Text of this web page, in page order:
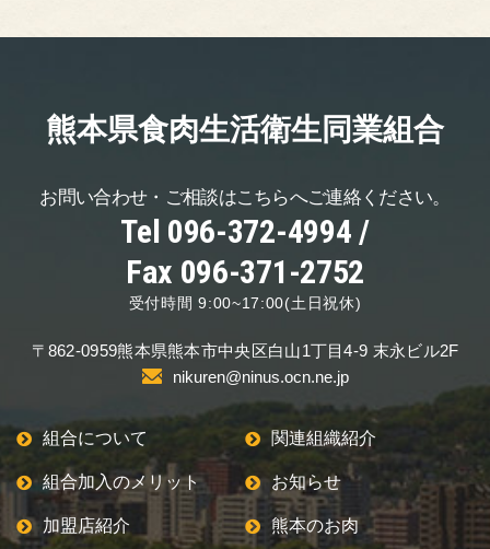
熊本県食肉生活衛生同業組合
お問い合わせ・ご相談はこちらへご連絡ください。
Tel 096-372-4994 /
Fax 096-371-2752
受付時間 9:00~17:00(土日祝休)
〒862-0959熊本県熊本市中央区白山1丁目4-9 末永ビル2F
nikuren@ninus.ocn.ne.jp
組合について 関連組織紹介
組合加入のメリット お知らせ
加盟店紹介 熊本のお肉